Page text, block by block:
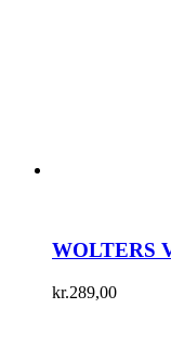
WOLTERS
kr.289,00